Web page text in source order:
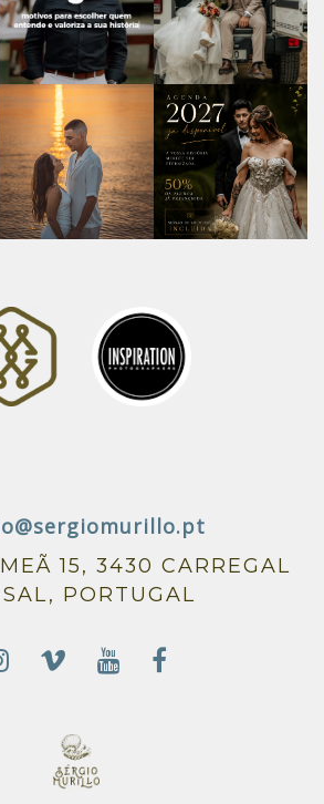
15, 3430 CARREGAL
PORTUGAL